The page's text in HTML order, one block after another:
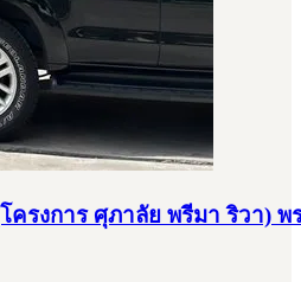
งการ ศุภาลัย พรีมา ริวา) พ